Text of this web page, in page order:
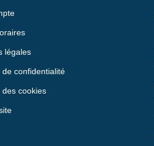
légales
de confidentialité
des cookies